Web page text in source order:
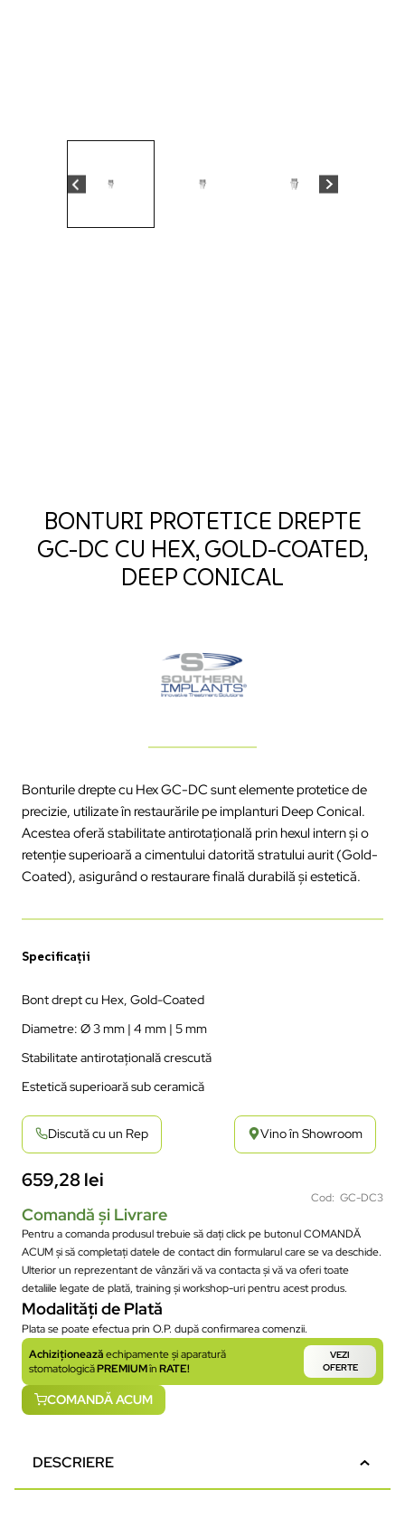
BONTURI PROTETICE DREPTE
GC-DC CU HEX, GOLD-COATED,
DEEP CONICAL
Bonturiledreptecu Hex GC-DC suntelemente proteticede
precizie, utilizateîn restaurările peimplanturi Deep Conical.
Acestea oferă stabilitateantirotațională prin hexul internșio
retențiesuperioară a cimentuluidatorită stratuluiaurit(Gold-
Coated), asigurând o restaurarefinală durabilă șiestetică.
Specificații
Bontdreptcu Hex, Gold-Coated
Diametre: Ø 3 mm | 4 mm | 5 mm
Stabilitateantirotaționalăcrescută
Esteticăsuperioarăsub ceramică
Discută cu un Rep Vino în Showroom
659,28lei
Cod: GC-DC3
Comandă și Livrare
Pentru a comanda produsul trebuie să dați click pe butonul COMANDĂ
ACUM și să completați datele de contact din formularul care se va deschide.
Ulterior un reprezentant de vânzări vă va contacta și vă va oferi toate
detaliile legate de plată, training și workshop-uri pentru acest produs.
Modalități de Plată
Plata se poate efectua prin O.P. după confirmarea comenzii.
Achiziționeazăechipamente și aparatură
stomatologicăPREMIUMînRATE!
VEZI
OFERTE
COMANDĂ ACUM
DESCRIERE